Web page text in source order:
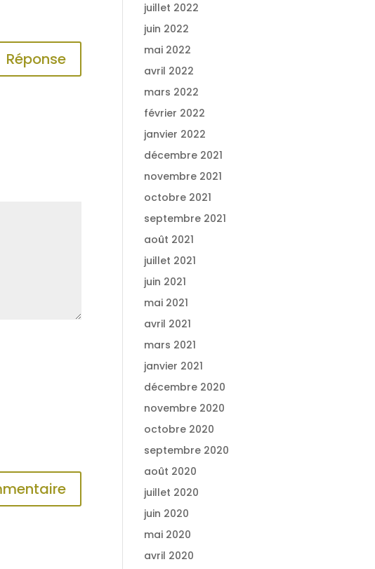
Réponse
juillet 2022
juin 2022
mai 2022
avril 2022
mars 2022
février 2022
janvier 2022
décembre 2021
novembre 2021
octobre 2021
septembre 2021
août 2021
juillet 2021
juin 2021
mai 2021
avril 2021
mars 2021
janvier 2021
décembre 2020
novembre 2020
octobre 2020
septembre 2020
août 2020
juillet 2020
juin 2020
mai 2020
avril 2020